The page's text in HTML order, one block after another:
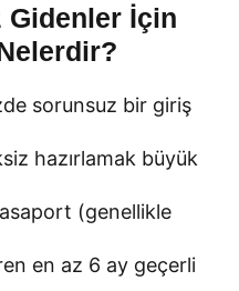
Gidenler İçin
sorunsuz bir giriş
hazırlamak büyük
(genellikle
en az 6 ay geçerli